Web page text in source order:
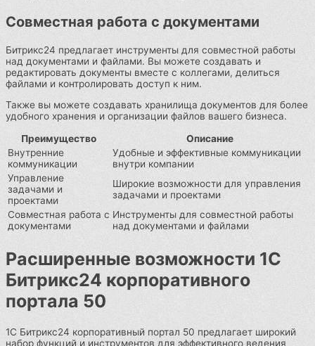
Совместная работа с документами
Битрикс24 предлагает инструменты для совместной работы
над документами и файлами. Вы можете создавать и
редактировать документы вместе с коллегами, делиться
файлами и контролировать доступ к ним.
Также вы можете создавать хранилища документов для более
удобного хранения и организации файлов вашего бизнеса.
Преимущество
Описание
Внутренние
коммуникации
Удобные и эффективные коммуникации
внутри компании
Управление
задачами и
проектами
Широкие возможности для управления
задачами и проектами
Совместная работа с
документами
Инструменты для совместной работы
над документами и файлами
Расширенные возможности 1С
Битрикс24 корпоративного
портала 50
1С Битрикс24 корпоративный портал 50 предлагает широкий
набор функций и инструментов для эффективного ведения